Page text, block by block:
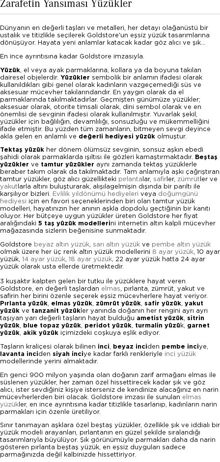
Dünyanın en değerli taşları ve metalleri, her detayı olağanüstü bir
ustalık ve titizlikle seçilerek Goldstore'un eşsiz yüzük tasarımlarına
dönüşüyor. Hayata yeni anlamlar katacak kadar göz alıcı ve şık...
En ince ayrıntısına kadar Goldstore imzasıyla.
Yüzük , el veya ayak parmaklarına, kollara ya da boyuna takılan
dairesel objelerdir. Yüzükler sembolik bir anlamın ifadesi olarak
kullanıldıkları gibi genel olarak kadınların vazgeçemediği süs ve
aksesuar mücevher takılarındandır. En yaygın olarak da el
parmaklarında takılmaktadırlar. Geçmişten günümüze yüzükler;
aksesuar olarak, otorite timsali olarak, dini sembol olarak ve en
önemlisi de sevginin ifadesi olarak kullanılmıştır. Yuvarlak şekil,
yüzükler için bağlılığın, devamlılığı, sonsuzluğu ve mükemmelliğini
ifade etmiştir. Bu yüzden tüm zamanların, bitmeyen sevgi deyince
akla gelen en anlamlı ve değerli hediyesi yüzük olmuştur.
Tektaş yüzük her dönem ölümsüz sevginin, sonsuz aşkın ebedi
şahidi olarak parmaklarda ışıltısı ile gözleri kamaştırmaktadır. Beştaş
yüzükler ve tamtur yüzükler aynı zamanda tektaş yüzüklerle
beraber takım olarak da takılmaktadır. Tam anlamıyla aşkı çağrıştıran
tamtur yüzükler, göz alıcı güzellikteki pırlanta lar, safir ler, zümrüt ler ve
yakut larla altını buluşturarak, alışılagelmişin dışında bir parıltı ile
karşılıyor bizleri. Evlilik yıldönümü hediyeleri veya doğumgünü
hediyesi için en favori seçeneklerinden biri olan tamtur yüzük
modelleri, hayatınızın her anının aşkla dopdolu geçtiğinin bir kanıtı
oluyor. Her bütçeye uygun yüzükler üreten Goldstore her fiyat
aralığındaki 5 taş yüzük modellerini internetin altın kalpli mücevher
mağazasında sizlerin beğenisine sunmaktadır.
Goldstore beyaz altın yüzük, sarı altın yüzük ve pembe altın yüzük
olmak üzere her üç renk altın yüzük modellerini 8 ayar yüzük, 10 ayar
yüzük, 14 ayar yüzük, 18 ayar yüzük, 22 ayar yüzük hatta 24 ayar
yüzük olarak usta ellerde üretmektedir.
3 kuşaktır kalpten gelen bir tutku ile yüzüklere hayat veren
Goldstore, en değerli taşlardan elmas, pırlanta, zümrüt, yakut ve
safirin her birini özenle seçerek eşsiz mücevherlere hayat veriyor.
Pırlanta yüzük, elmas yüzük, zümrüt yüzük, safir yüzük, yakut
yüzük ve tanzanit yüzük ler yanında doğanın her rengini ayrı ayrı
taşıyan yarı değerli taşların hayat bulduğu ametist yüzük, sitrin
yüzük, blue topaz yüzük, peridot yüzük, turmalin yüzü k, garnet
yüzük, akik yüzük içimizdeki coşkuya eşlik ediyor.
Taşların kraliçesi olarak bilinen inci beyaz inciden pembe inciye,
lavanta inciden siyah inciye kadar farklı renkleriyle inci yüzük
modellerinde yerini almaktadır.
En genci 900 milyon yaşında olan doğanın zarif armağanı elmas ile
süslenen yüzükler, her zaman özel hissettirecek kadar şık ve göz
alıcı, ister sevdiğiniz kişiye isterseniz de kendinize alacağınız en narin
mücevherlerden biri olacak. Goldstore imzası ile sunulan elmas
yüzükler, en ince ayrıntısına kadar titizlikle tasarlanıp, kadınların narin
parmakları için özenle üretiliyor.
Sınır tanımayan aşklara özel
beştaş yüzükler, özellikle şık ve iddialı bir
yüzük modeli arayanları, pırlantanın en güzel şekilde sıralandığı
tasarımlarıyla büyülüyor. Şık görünümüyle parmakları daha da narin
gösteren pırlanta beştaş yüzük, en eşsiz duyguları sadece
parmağınızda değil kalbinizde hissettiriyor.